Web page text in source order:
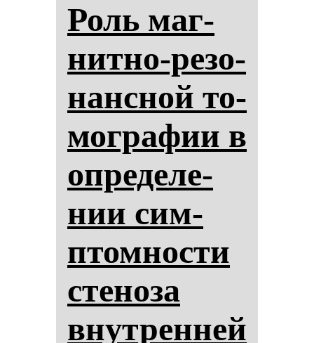
Роль маг­
нит­но-ре­зо­
нан­сной то­
мог­ра­фии в
оп­ре­де­ле­
нии сим­
птом­нос­ти
сте­но­за
внут­рен­ней